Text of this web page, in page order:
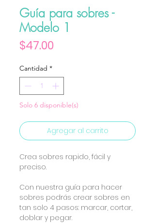
Guía para sobres -
Modelo 1
$47.00
Cantidad *
Solo 6 disponible(s)
Agregar al carrito
Crea sobres rapido, fácil y
preciso.
Con nuestra guía para hacer
sobres podrás crear sobres en
tan solo 4 pasos: marcar, cortar,
doblar y pegar.